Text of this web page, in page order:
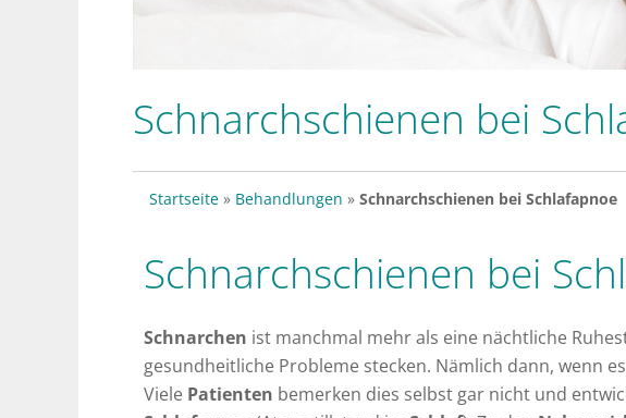
Schnarchschienen bei
Startseite » Behandlungen » Schnarchschienen bei Schlafapnoe
Schnarchschienen bei
Schnarchen ist manchmal mehr als eine nächtliche
gesundheitliche Probleme stecken. Nämlich dann, wenn
Viele Patienten bemerken dies selbst gar nicht und